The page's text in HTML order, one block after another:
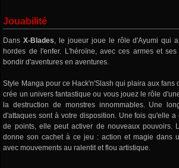
Jouabilité
DansX-Blades, le joueur joue le rôle d'Ayumi qui
hordes de l'enfer. L'héroïne, avec ces armes et
bondir d'aventures en aventures.
Style Manga pour ce Hack'n'Slash qui plaira aux fans
crée un univers fantastique ou vous jouez le rôle
la destruction de monstres innommables. Une
d'attaques sont à votre disposition. Une fois qu'elle
de points, elle peut activer de nouveaux pouvoirs.
donne son cachet à ce jeu : action et magie dans
avec mouvements au ralentit et flou artistique.